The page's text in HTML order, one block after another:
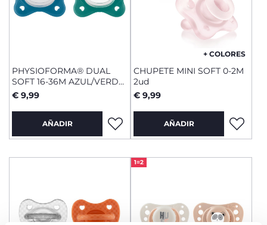
PHYSIOFORMA® DUAL
SOFT 16-36M AZUL/VERDE
2 UDS
€ 9,99
AÑADIR
+ COLORES
CHUPETE MINI SOFT 0-2M
2ud
€ 9,99
AÑADIR
1=2